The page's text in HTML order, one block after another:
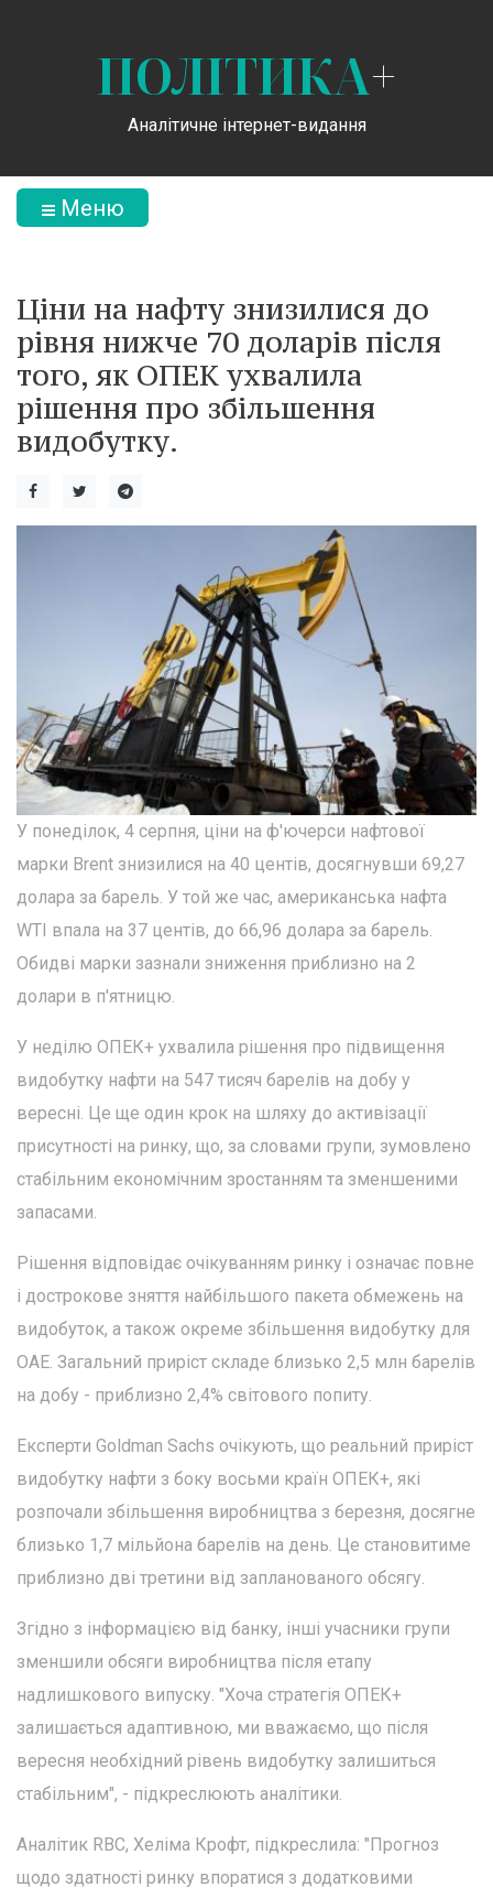
ПОЛІТИКА+
Аналітичне інтернет-видання
Меню
Ціни на нафту знизилися до
рівня нижче 70 доларів після
того, як ОПЕК ухвалила
рішення про збільшення
видобутку.
У понеділок, 4 серпня, ціни на ф'ючерси нафтової
марки Brent знизилися на 40 центів, досягнувши 69,27
долара за барель. У той же час, американська нафта
WTI впала на 37 центів, до 66,96 долара за барель.
Обидві марки зазнали зниження приблизно на 2
долари в п'ятницю.
У неділю ОПЕК+ ухвалила рішення про підвищення
видобутку нафти на 547 тисяч барелів на добу у
вересні. Це ще один крок на шляху до активізації
присутності на ринку, що, за словами групи, зумовлено
стабільним економічним зростанням та зменшеними
запасами.
Рішення відповідає очікуванням ринку і означає повне
і дострокове зняття найбільшого пакета обмежень на
видобуток, а також окреме збільшення видобутку для
ОАЕ. Загальний приріст складе близько 2,5 млн барелів
на добу - приблизно 2,4% світового попиту.
Експерти Goldman Sachs очікують, що реальний приріст
видобутку нафти з боку восьми країн ОПЕК+, які
розпочали збільшення виробництва з березня, досягне
близько 1,7 мільйона барелів на день. Це становитиме
приблизно дві третини від запланованого обсягу.
Згідно з інформацією від банку, інші учасники групи
зменшили обсяги виробництва після етапу
надлишкового випуску. "Хоча стратегія ОПЕК+
залишається адаптивною, ми вважаємо, що після
вересня необхідний рівень видобутку залишиться
стабільним", - підкреслюють аналітики.
Аналітик RBC, Хеліма Крофт, підкреслила: "Прогноз
щодо здатності ринку впоратися з додатковими